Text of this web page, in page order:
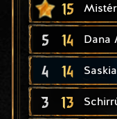
15
5 14 Dana
4 14
3 13